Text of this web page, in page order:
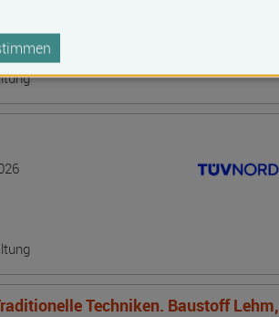
Techniken. Baustoff Lehm,